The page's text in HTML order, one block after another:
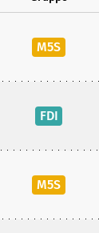
M5S
FDI
M5S